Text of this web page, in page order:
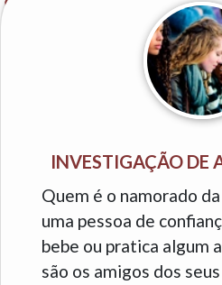
INVESTIGAÇÃO DE
Quem é o namorado
uma pessoa de
bebe ou pratica algum
são os amigos dos